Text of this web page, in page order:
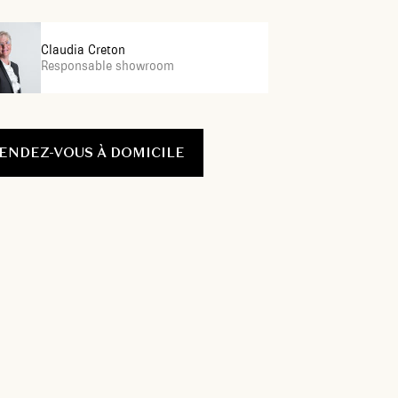
Claudia Creton
Responsable showroom
VOUS À DOMICILE